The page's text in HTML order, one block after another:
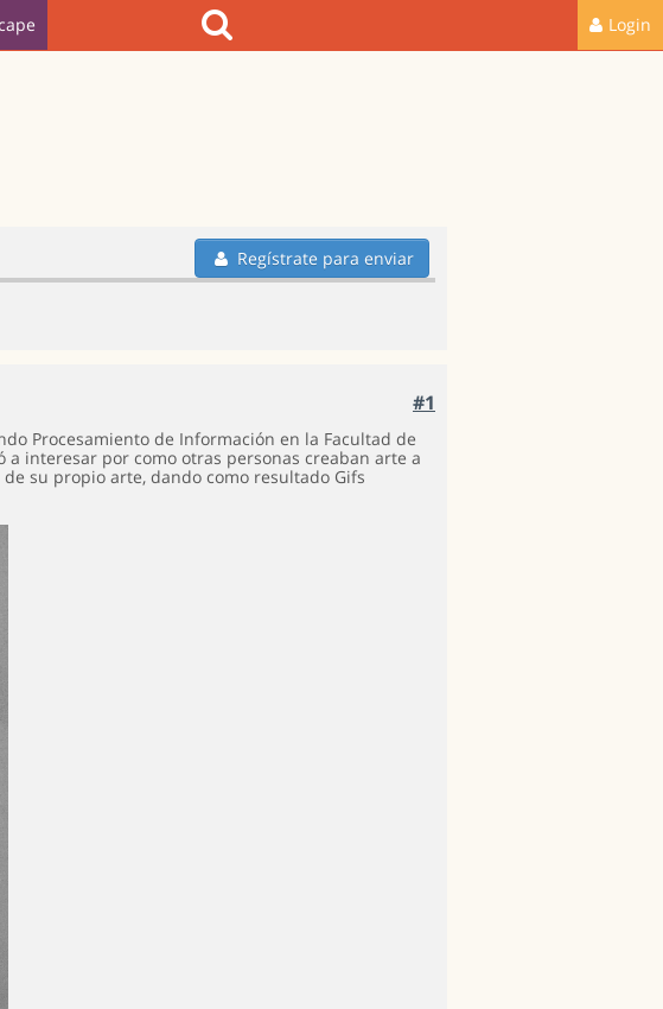
Login
Regístrate para enviar
#1
Procesamiento de Información en la Facultad de
a interesar por como otras personas creaban arte a
su propio arte, dando como resultado Gifs